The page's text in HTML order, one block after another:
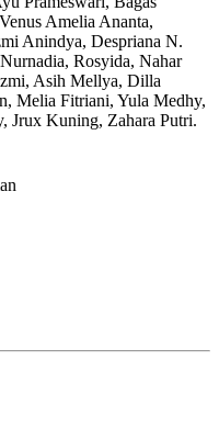
Amelia Ananta,
Anindya, Despriana N.
Rosyida, Nahar
Asih Mellya, Dilla
Melia Fitriani, Yula Medhy,
Jrux Kuning, Zahara Putri.